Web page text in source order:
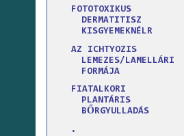
FOTOTOXIKUS
DERMATITISZ
KISGYEMEKNÉLR
AZ ICHTYOZIS
LEMEZES/LAMELLÁRI
FORMÁJA
FIATALKORI
PLANTÁRIS
BŐRGYULLADÁS
.